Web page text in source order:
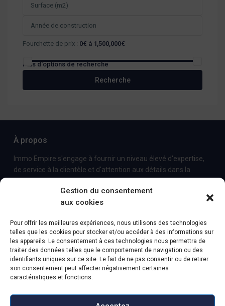
Gestion du consentement
aux cookies
Pour offrir les meilleures expériences, nous utilisons des technologies
telles que les cookies pour stocker et/ou accéder à des informations sur
les appareils. Le consentement à ces technologies nous permettra de
traiter des données telles que le comportement de navigation ou des
identifiants uniques sur ce site. Le fait de ne pas consentir ou de retirer
son consentement peut affecter négativement certaines
caractéristiques et fonctions.
Fourchette de prix : 0€ à 1,500,000€
Plus d'options de recherche
Recherche
À propos
Immo Empire s'engage à fournir un niveau élevé d'expertise,
de service à la clientèle et d'attention aux détails dans la
de propriétés locatives.
Avenida des Combattants de la Grande Guerre, nº 90
4620-141-Lousada
+351255100771 - coût d'un appel vers le réseau fixe
national
info@immo-empire.pt